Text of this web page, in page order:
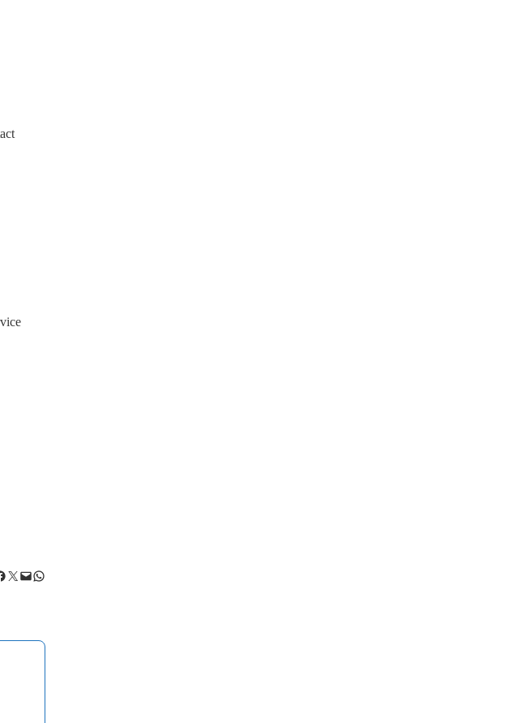
Twitter Mail WhatsApp